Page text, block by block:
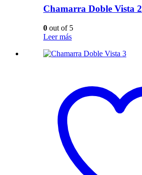
Chamarra Doble Vista 2
0 out of 5
Leer más